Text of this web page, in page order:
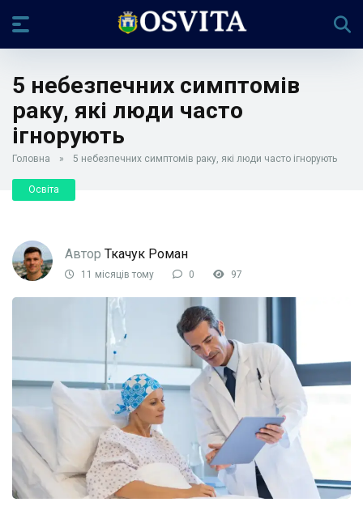
5 небезпечних симптомів
раку, які люди часто
ігнорують
Головна » 5 небезпечних симптомів раку, які люди часто ігнорують
Освіта
Автор Ткачук Роман
11 місяців тому 0 97